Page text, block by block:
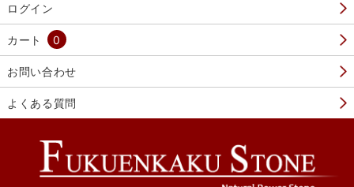
ログイン
カート 0
お問い合わせ
よくある質問